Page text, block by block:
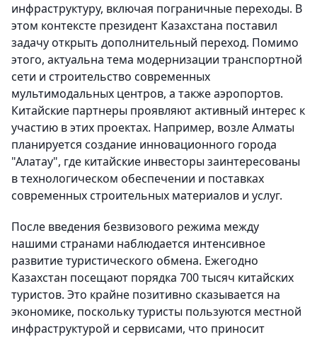
инфраструктуру, включая пограничные переходы. В
этом контексте президент Казахстана поставил
задачу открыть дополнительный переход. Помимо
этого, актуальна тема модернизации транспортной
сети и строительство современных
мультимодальных центров, а также аэропортов.
Китайские партнеры проявляют активный интерес к
участию в этих проектах. Например, возле Алматы
планируется создание инновационного города
"Алатау", где китайские инвесторы заинтересованы
в технологическом обеспечении и поставках
современных строительных материалов и услуг.
После введения безвизового режима между
нашими странами наблюдается интенсивное
развитие туристического обмена. Ежегодно
Казахстан посещают порядка 700 тысяч китайских
туристов. Это крайне позитивно сказывается на
экономике, поскольку туристы пользуются местной
инфраструктурой и сервисами, что приносит